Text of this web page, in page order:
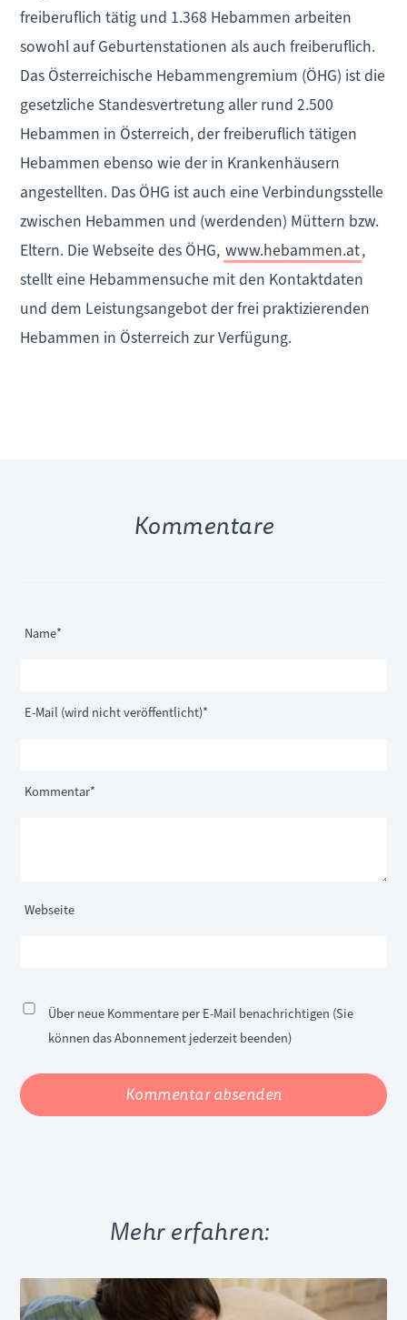
freiberuflich tätig und 1.368 Hebammen arbeiten
sowohl auf Geburtenstationen als auch freiberuflich.
Das Österreichische Hebammengremium (ÖHG) ist die
gesetzliche Standesvertretung aller rund 2.500
Hebammen in Österreich, der freiberuflich tätigen
Hebammen ebenso wie der in Krankenhäusern
angestellten. Das ÖHG ist auch eine Verbindungsstelle
zwischen Hebammen und (werdenden) Müttern bzw.
Eltern. Die Webseite des ÖHG, www.hebammen.at,
stellt eine Hebammensuche mit den Kontaktdaten
und dem Leistungsangebot der frei praktizierenden
Hebammen in Österreich zur Verfügung.
Kommentare
Pflichtfeld
Name*
Pflichtfeld
E-Mail (wird nicht veröffentlicht)*
Webseite
Pflichtfeld
Kommentar*
Über neue Kommentare per E-Mail benachrichtigen (Sie
können das Abonnement jederzeit beenden)
Kommentar absenden
Mehr erfahren: